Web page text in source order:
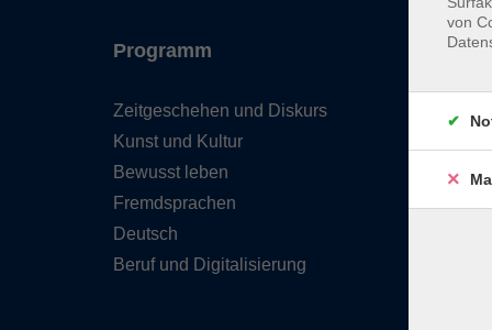
Programm
Zeitgeschehen und Diskurs
Kunst und Kultur
Bewusst leben
Fremdsprachen
Deutsch
Beruf und Digitalisierung
von